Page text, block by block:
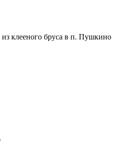
клееного бруса в п. Пушкино